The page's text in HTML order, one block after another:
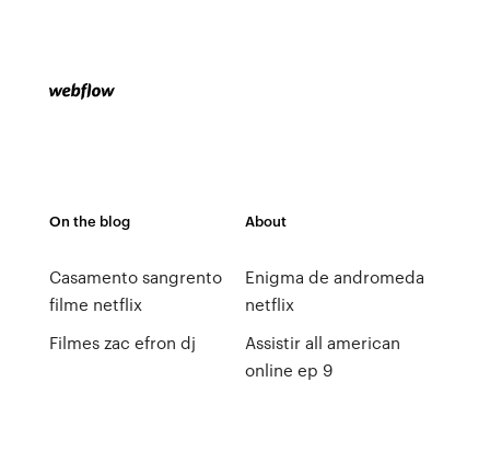
On the blog
Casamento sangrento
filme netflix
Filmes zac efron dj
About
Enigma de andromeda
netflix
Assistir all american
online ep 9